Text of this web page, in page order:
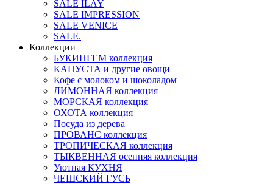
SALE ILAY
SALE IMPRESSION
SALE VENICE
SALE.
Коллекции
БУКИНГЕМ коллекция
КАПУСТА и другие овощи
Кофе с молоком и шоколадом
ЛИМОННАЯ коллекция
МОРСКАЯ коллекция
ОХОТА коллекция
Посуда из дерева
ПРОВАНС коллекция
ТРОПИЧЕСКАЯ коллекция
ТЫКВЕННАЯ осенняя коллекция
Уютная КУХНЯ
ЧЕШСКИЙ ГУСЬ